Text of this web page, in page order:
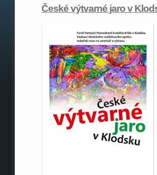
České výtvarné jaro v